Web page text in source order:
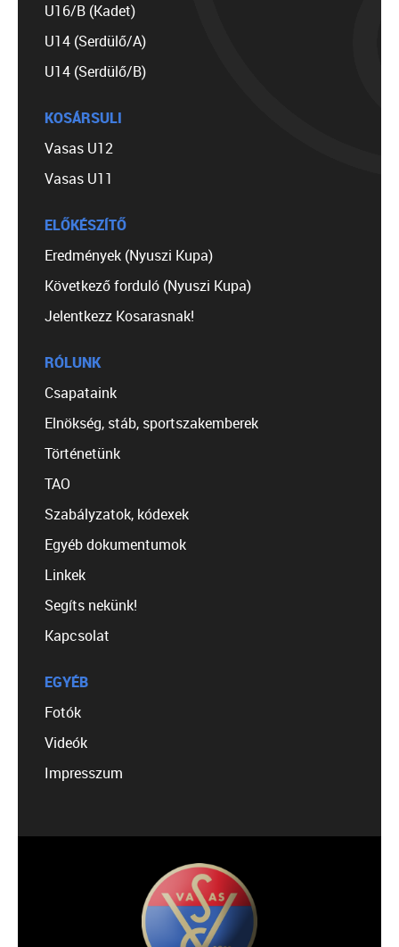
U16/B (Kadet)
U14 (Serdülő/A)
U14 (Serdülő/B)
KOSÁRSULI
Vasas U12
Vasas U11
ELŐKÉSZÍTŐ
Eredmények (Nyuszi Kupa)
Következő forduló (Nyuszi Kupa)
Jelentkezz Kosarasnak!
RÓLUNK
Csapataink
Elnökség, stáb, sportszakemberek
Történetünk
TAO
Szabályzatok, kódexek
Egyéb dokumentumok
Linkek
Segíts nekünk!
Kapcsolat
EGYÉB
Fotók
Videók
Impresszum